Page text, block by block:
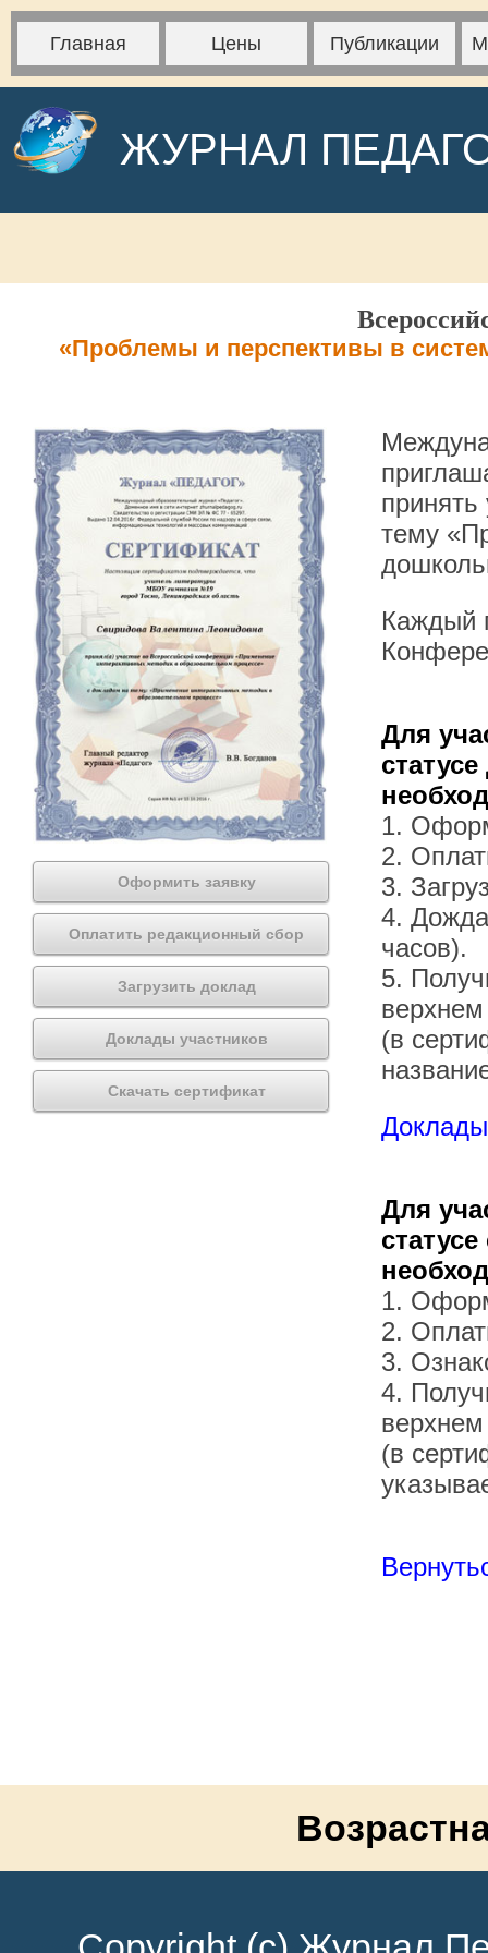
Главная Цены Публикации
ЖУРНАЛ
«Проблемы и перспективы в
Оформить заявку
Оплатить редакционный сбор
Загрузить доклад
Доклады участников
Скачать сертификат
тему
Каждый
Для
1.
2.
3.
4.
часов).
5.
(в
Для
1.
2.
3.
4.
(в